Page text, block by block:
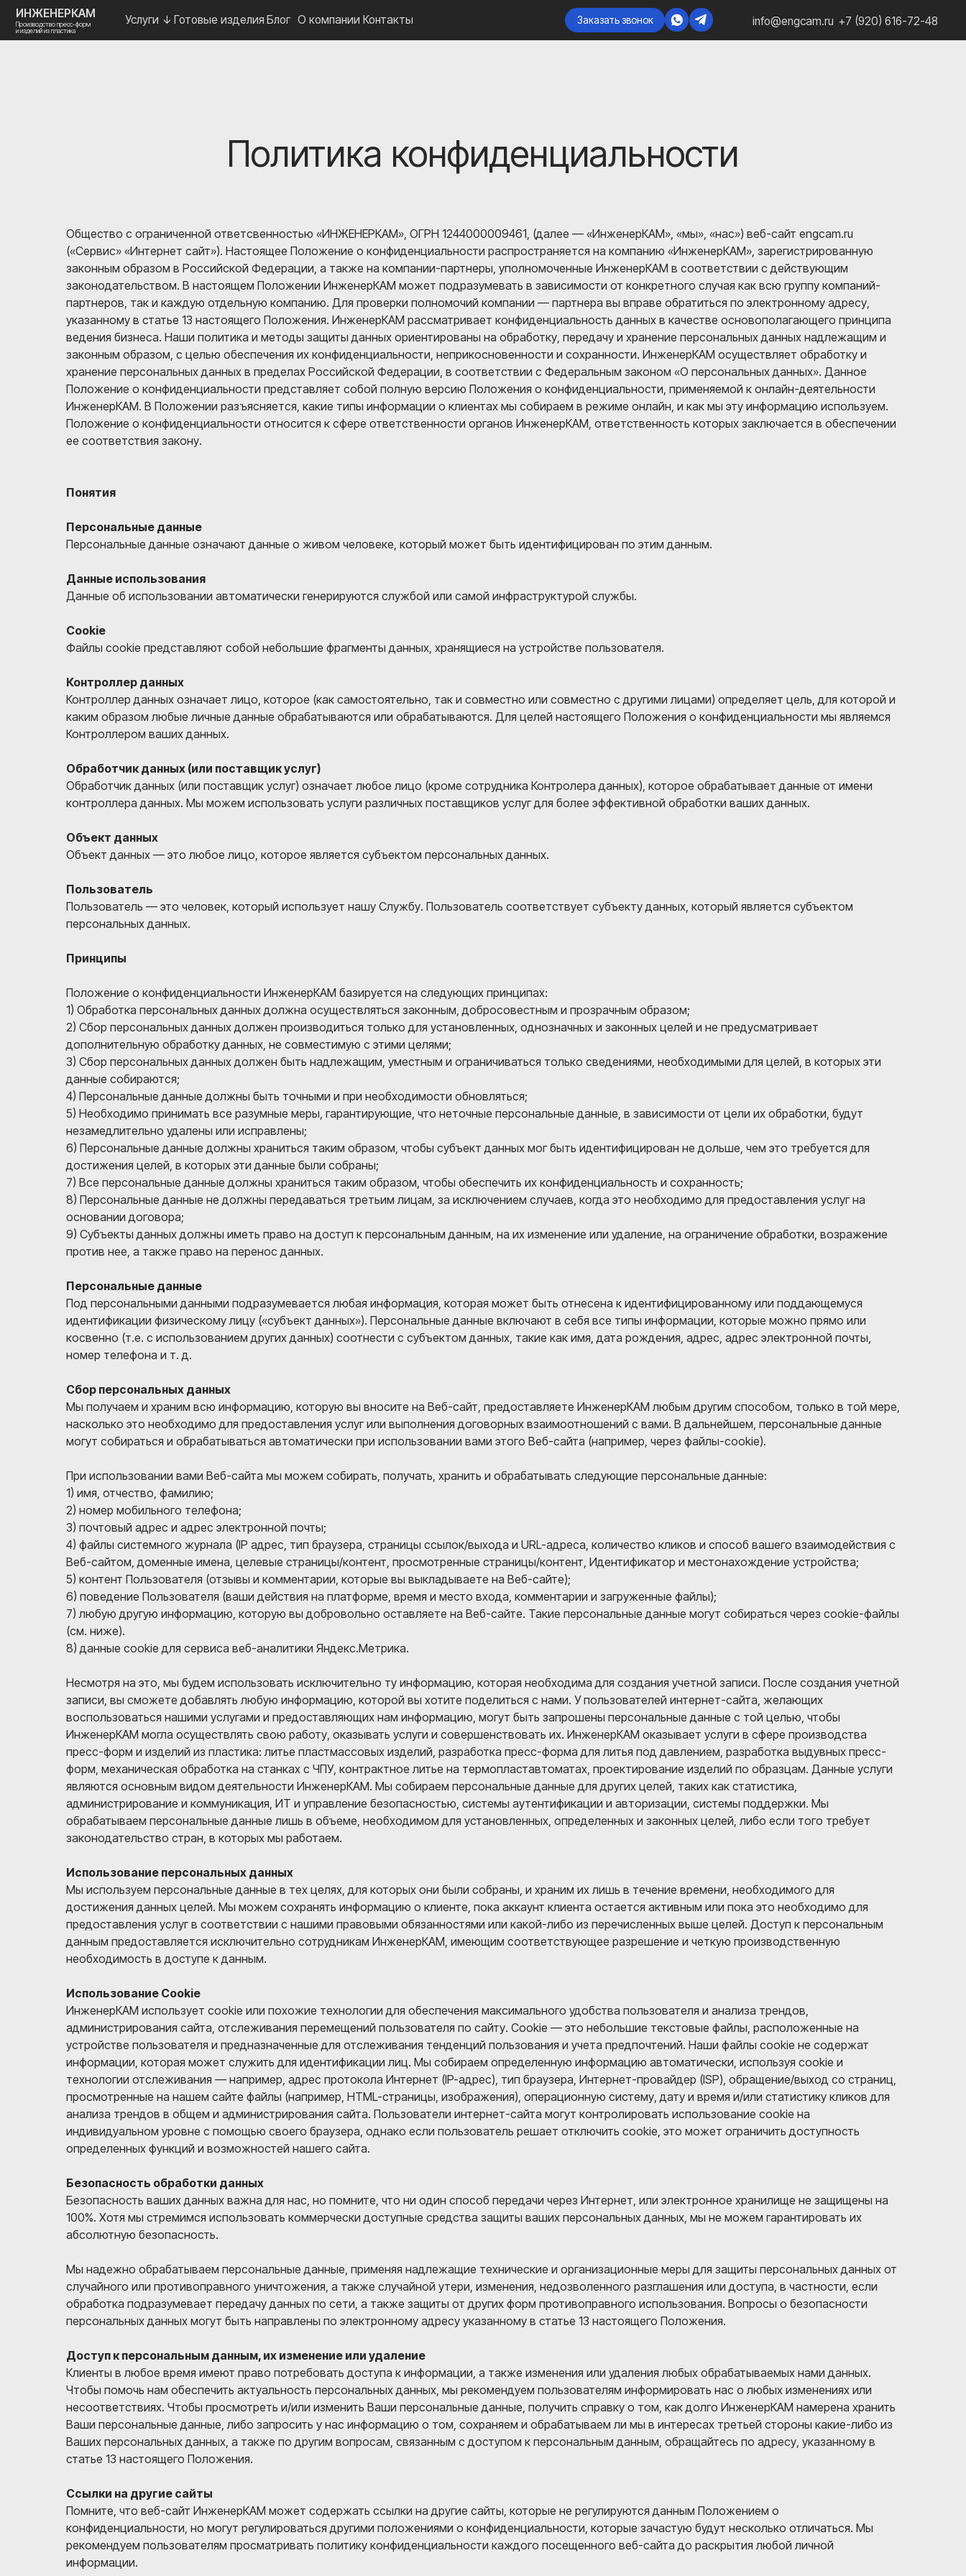
Услуги ↓Готовые изделияБлог О компанииКонтакты info@engcam.ru +7 (920) 616-72-48
ИНЖЕНЕРКАМ
Производство пресс-форм
и изделий из пластика
Заказать звонок
Политика конфиденциальности
Общество с ограниченной ответсвенностью «ИНЖЕНЕРКАМ», ОГРН 1244000009461, (далее — «ИнженерКАМ», «мы», «нас») веб-сайт engcam.ru
(«Сервис» «Интернет сайт»). Настоящее Положение о конфиденциальности распространяется на компанию «ИнженерКАМ», зарегистрированную
законным образом в Российской Федерации, а также на компании-партнеры, уполномоченные ИнженерКАМ в соответствии с действующим
законодательством. В настоящем Положении ИнженерКАМ может подразумевать в зависимости от конкретного случая как всю группу компаний-
партнеров, так и каждую отдельную компанию. Для проверки полномочий компании — партнера вы вправе обратиться по электронному адресу,
указанному в статье 13 настоящего Положения. ИнженерКАМ рассматривает конфиденциальность данных в качестве основополагающего принципа
ведения бизнеса. Наши политика и методы защиты данных ориентированы на обработку, передачу и хранение персональных данных надлежащим и
законным образом, с целью обеспечения их конфиденциальности, неприкосновенности и сохранности. ИнженерКАМ осуществляет обработку и
хранение персональных данных в пределах Российской Федерации, в соответствии с Федеральным законом «О персональных данных». Данное
Положение о конфиденциальности представляет собой полную версию Положения о конфиденциальности, применяемой к онлайн-деятельности
ИнженерКАМ. В Положении разъясняется, какие типы информации о клиентах мы собираем в режиме онлайн, и как мы эту информацию используем.
Положение о конфиденциальности относится к сфере ответственности органов ИнженерКАМ, ответственность которых заключается в обеспечении
ее соответствия закону.
Понятия
Персональные данные
Персональные данные означают данные о живом человеке, который может быть идентифицирован по этим данным.
Данные использования
Данные об использовании автоматически генерируются службой или самой инфраструктурой службы.
Cookie
Файлы cookie представляют собой небольшие фрагменты данных, хранящиеся на устройстве пользователя.
Контроллер данных
Контроллер данных означает лицо, которое (как самостоятельно, так и совместно или совместно с другими лицами) определяет цель, для которой и
каким образом любые личные данные обрабатываются или обрабатываются. Для целей настоящего Положения о конфиденциальности мы являемся
Контроллером ваших данных.
Обработчик данных (или поставщик услуг)
Обработчик данных (или поставщик услуг) означает любое лицо (кроме сотрудника Контролера данных), которое обрабатывает данные от имени
контроллера данных. Мы можем использовать услуги различных поставщиков услуг для более эффективной обработки ваших данных.
Объект данных
Объект данных — это любое лицо, которое является субъектом персональных данных.
Пользователь
Пользователь — это человек, который использует нашу Службу. Пользователь соответствует субъекту данных, который является субъектом
персональных данных.
Принципы
Положение о конфиденциальности ИнженерКАМ базируется на следующих принципах:
1) Обработка персональных данных должна осуществляться законным, добросовестным и прозрачным образом;
2) Сбор персональных данных должен производиться только для установленных, однозначных и законных целей и не предусматривает
дополнительную обработку данных, не совместимую с этими целями;
3) Сбор персональных данных должен быть надлежащим, уместным и ограничиваться только сведениями, необходимыми для целей, в которых эти
данные собираются;
4) Персональные данные должны быть точными и при необходимости обновляться;
5) Необходимо принимать все разумные меры, гарантирующие, что неточные персональные данные, в зависимости от цели их обработки, будут
незамедлительно удалены или исправлены;
6) Персональные данные должны храниться таким образом, чтобы субъект данных мог быть идентифицирован не дольше, чем это требуется для
достижения целей, в которых эти данные были собраны;
7) Все персональные данные должны храниться таким образом, чтобы обеспечить их конфиденциальность и сохранность;
8) Персональные данные не должны передаваться третьим лицам, за исключением случаев, когда это необходимо для предоставления услуг на
основании договора;
9) Субъекты данных должны иметь право на доступ к персональным данным, на их изменение или удаление, на ограничение обработки, возражение
против нее, а также право на перенос данных.
Персональные данные
Под персональными данными подразумевается любая информация, которая может быть отнесена к идентифицированному или поддающемуся
идентификации физическому лицу («субъект данных»). Персональные данные включают в себя все типы информации, которые можно прямо или
косвенно (т.е. с использованием других данных) соотнести с субъектом данных, такие как имя, дата рождения, адрес, адрес электронной почты,
номер телефона и т. д.
Сбор персональных данных
Мы получаем и храним всю информацию, которую вы вносите на Веб-сайт, предоставляете ИнженерКАМ любым другим способом, только в той мере,
насколько это необходимо для предоставления услуг или выполнения договорных взаимоотношений с вами. В дальнейшем, персональные данные
могут собираться и обрабатываться автоматически при использовании вами этого Веб-сайта (например, через файлы-cookie).
При использовании вами Веб-сайта мы можем собирать, получать, хранить и обрабатывать следующие персональные данные:
1) имя, отчество, фамилию;
2) номер мобильного телефона;
3) почтовый адрес и адрес электронной почты;
4) файлы системного журнала (IP адрес, тип браузера, страницы ссылок/выхода и URL-адреса, количество кликов и способ вашего взаимодействия с
Веб-сайтом, доменные имена, целевые страницы/контент, просмотренные страницы/контент, Идентификатор и местонахождение устройства;
5) контент Пользователя (отзывы и комментарии, которые вы выкладываете на Веб-сайте);
6) поведение Пользователя (ваши действия на платформе, время и место входа, комментарии и загруженные файлы);
7) любую другую информацию, которую вы добровольно оставляете на Веб-сайте. Такие персональные данные могут собираться через cookie-файлы
(см. ниже).
8) данные cookie для сервиса веб-аналитики Яндекс.Метрика.
Несмотря на это, мы будем использовать исключительно ту информацию, которая необходима для создания учетной записи. После создания учетной
записи, вы сможете добавлять любую информацию, которой вы хотите поделиться с нами. У пользователей интернет-сайта, желающих
воспользоваться нашими услугами и предоставляющих нам информацию, могут быть запрошены персональные данные с той целью, чтобы
ИнженерКАМ могла осуществлять свою работу, оказывать услуги и совершенствовать их. ИнженерКАМ оказывает услуги в сфере производства
пресс-форм и изделий из пластика: литье пластмассовых изделий, разработка пресс-форма для литья под давлением, разработка выдувных пресс-
форм, механическая обработка на станках с ЧПУ, контрактное литье на термопластавтоматах, проектирование изделий по образцам. Данные услуги
являются основным видом деятельности ИнженерКАМ. Мы собираем персональные данные для других целей, таких как статистика,
администрирование и коммуникация, ИТ и управление безопасностью, системы аутентификации и авторизации, системы поддержки. Мы
обрабатываем персональные данные лишь в объеме, необходимом для установленных, определенных и законных целей, либо если того требует
законодательство стран, в которых мы работаем.
Использование персональных данных
Мы используем персональные данные в тех целях, для которых они были собраны, и храним их лишь в течение времени, необходимого для
достижения данных целей. Мы можем сохранять информацию о клиенте, пока аккаунт клиента остается активным или пока это необходимо для
предоставления услуг в соответствии с нашими правовыми обязанностями или какой-либо из перечисленных выше целей. Доступ к персональным
данным предоставляется исключительно сотрудникам ИнженерКАМ, имеющим соответствующее разрешение и четкую производственную
необходимость в доступе к данным.
Использование Cookie
ИнженерКАМ использует cookie или похожие технологии для обеспечения максимального удобства пользователя и анализа трендов,
администрирования сайта, отслеживания перемещений пользователя по сайту. Cookie — это небольшие текстовые файлы, расположенные на
устройстве пользователя и предназначенные для отслеживания тенденций пользования и учета предпочтений. Наши файлы cookie не содержат
информации, которая может служить для идентификации лиц. Мы собираем определенную информацию автоматически, используя cookie и
технологии отслеживания — например, адрес протокола Интернет (IP-адрес), тип браузера, Интернет-провайдер (ISP), обращение/выход со страниц,
просмотренные на нашем сайте файлы (например, HTML-страницы, изображения), операционную систему, дату и время и/или статистику кликов для
анализа трендов в общем и администрирования сайта. Пользователи интернет-сайта могут контролировать использование cookie на
индивидуальном уровне с помощью своего браузера, однако если пользователь решает отключить cookie, это может ограничить доступность
определенных функций и возможностей нашего сайта.
Безопасность обработки данных
Безопасность ваших данных важна для нас, но помните, что ни один способ передачи через Интернет, или электронное хранилище не защищены на
100%. Хотя мы стремимся использовать коммерчески доступные средства защиты ваших персональных данных, мы не можем гарантировать их
абсолютную безопасность.
Мы надежно обрабатываем персональные данные, применяя надлежащие технические и организационные меры для защиты персональных данных от
случайного или противоправного уничтожения, а также случайной утери, изменения, недозволенного разглашения или доступа, в частности, если
обработка подразумевает передачу данных по сети, а также защиты от других форм противоправного использования. Вопросы о безопасности
персональных данных могут быть направлены по электронному адресу указанному в статье 13 настоящего Положения.
Доступ к персональным данным, их изменение или удаление
Клиенты в любое время имеют право потребовать доступа к информации, а также изменения или удаления любых обрабатываемых нами данных.
Чтобы помочь нам обеспечить актуальность персональных данных, мы рекомендуем пользователям информировать нас о любых изменениях или
несоответствиях. Чтобы просмотреть и/или изменить Ваши персональные данные, получить справку о том, как долго ИнженерКАМ намерена хранить
Ваши персональные данные, либо запросить у нас информацию о том, сохраняем и обрабатываем ли мы в интересах третьей стороны какие-либо из
Ваших персональных данных, а также по другим вопросам, связанным с доступом к персональным данным, обращайтесь по адресу, указанному в
статье 13 настоящего Положения.
Ссылки на другие сайты
Помните, что веб-сайт ИнженерКАМ может содержать ссылки на другие сайты, которые не регулируются данным Положением о
конфиденциальности, но могут регулироваться другими положениями о конфиденциальности, которые зачастую будут несколько отличаться. Мы
рекомендуем пользователям просматривать политику конфиденциальности каждого посещенного веб-сайта до раскрытия любой личной
информации.